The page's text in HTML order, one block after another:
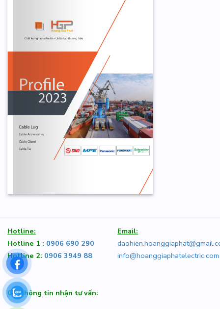
Hotline:
Hotline 1 : 0906 690 290
Hotline 2: 0906 3949 88
Email:
info@hoanggiaphatelectric.com
Gửi thông tin nhận tư vấn: